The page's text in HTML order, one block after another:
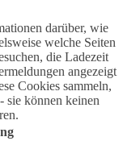
darüber, wie
welche Seiten
die Ladezeit
angezeigt
Cookies sammeln,
sie können keinen